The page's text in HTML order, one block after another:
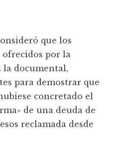
que los
ofrecidos por la
documental,
para demostrar que
concretado el
de una deuda de
reclamada desde